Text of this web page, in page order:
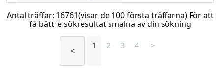
Antal träffar: 16761(visar de 100 första träffarna) För att
få bättre sökresultat smalna av din sökning
< 1 2 3 4 >